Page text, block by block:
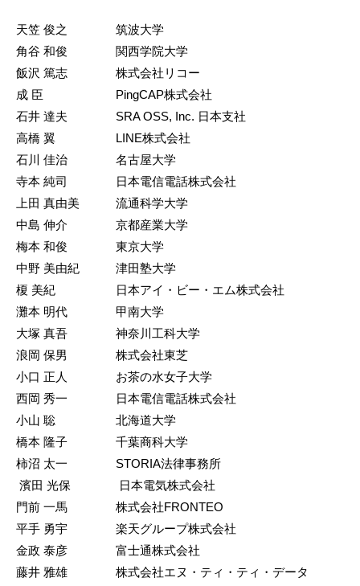
天笠 俊之 筑波大学
角谷 和俊 関西学院大学
飯沢 篤志 株式会社リコー
成 臣 PingCAP株式会社
石井 達夫 SRA OSS, Inc. 日本支社
高橋 翼 LINE株式会社
石川 佳治 名古屋大学
寺本 純司 日本電信電話株式会社
上田 真由美 流通科学大学
中島 伸介 京都産業大学
梅本 和俊 東京大学
中野 美由紀 津田塾大学
榎 美紀 日本アイ・ビー・エム株式会社
灘本 明代 甲南大学
大塚 真吾 神奈川工科大学
浪岡 保男 株式会社東芝
小口 正人 お茶の水女子大学
西岡 秀一 日本電信電話株式会社
小山 聡 北海道大学
橋本 隆子 千葉商科大学
柿沼 太一 STORIA法律事務所
濱田 光保 日本電気株式会社
門前 一馬 株式会社FRONTEO
平手 勇宇 楽天グループ株式会社
金政 泰彦 富士通株式会社
藤井 雅雄 株式会社エヌ・ティ・ティ・データ